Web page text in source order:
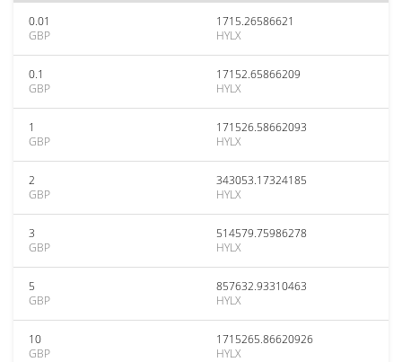
0.01
GBP
1715.26586621
HYLX
0.1
GBP
17152.65866209
HYLX
1
GBP
171526.58662093
HYLX
2
GBP
343053.17324185
HYLX
3
GBP
514579.75986278
HYLX
5
GBP
857632.93310463
HYLX
10
GBP
1715265.86620926
HYLX